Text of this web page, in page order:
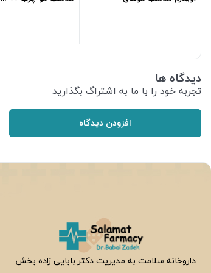
دیدگاه ها
تجربه خود را با ما به اشتراگ بگذارید
افزودن دیدگاه
داروخانه سلامت به مدیریت دکتر بابایی زاده بخش